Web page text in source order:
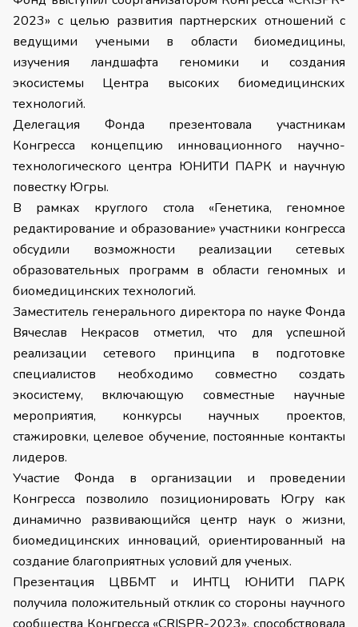
2023» с целью развития партнерских отношений с
ведущими учеными в области биомедицины,
изучения ландшафта геномики и создания
экосистемы Центра высоких биомедицинских
технологий.
Делегация Фонда презентовала участникам
Конгресса концепцию инновационного научно-
технологического центра ЮНИТИ ПАРК и научную
повестку Югры.
В рамках круглого стола «Генетика, геномное
редактирование и образование» участники конгресса
обсудили возможности реализации сетевых
образовательных программ в области геномных и
биомедицинских технологий.
Заместитель генерального директора по науке Фонда
Вячеслав Некрасов отметил, что для успешной
реализации сетевого принципа в подготовке
специалистов необходимо совместно создать
экосистему, включающую совместные научные
мероприятия, конкурсы научных проектов,
стажировки, целевое обучение, постоянные контакты
лидеров.
Участие Фонда в организации и проведении
Конгресса позволило позиционировать Югру как
динамично развивающийся центр наук о жизни,
биомедицинских инноваций, ориентированный на
создание благоприятных условий для ученых.
Презентация ЦВБМТ и ИНТЦ ЮНИТИ ПАРК
получила положительный отклик со стороны научного